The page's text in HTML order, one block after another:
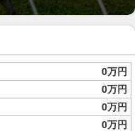
0万円
0万円
0万円
0万円